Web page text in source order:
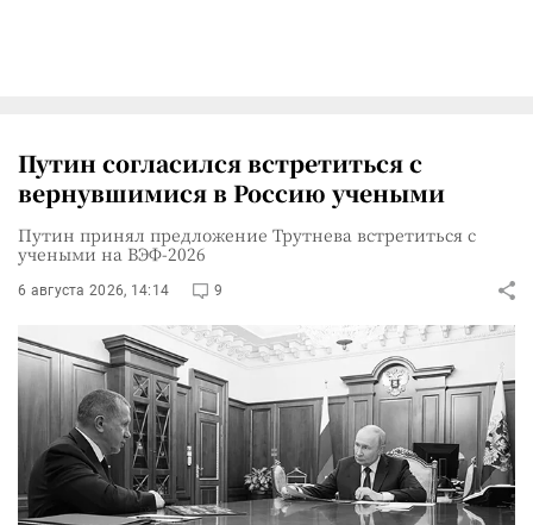
Путин согласился встретиться с
вернувшимися в Россию учеными
Путин принял предложение Трутнева встретиться с
учеными на ВЭФ-2026
6 августа 2026, 14:14 9